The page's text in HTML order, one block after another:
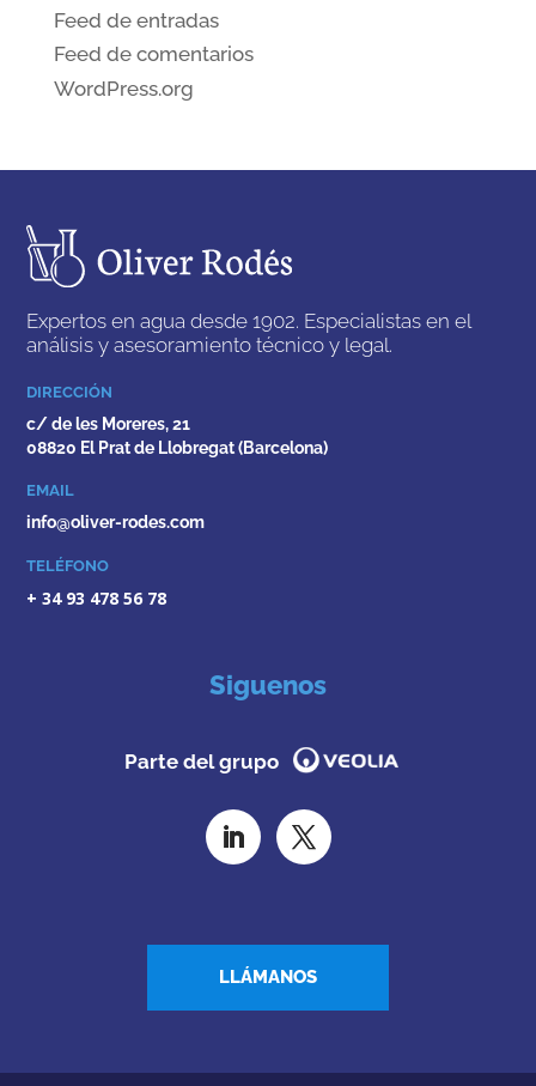
Feed de entradas
Feed de comentarios
WordPress.org
Expertos en agua desde 1902. Especialistas en el
análisis y asesoramiento técnico y legal.
DIRECCIÓN
c/ de les Moreres, 21
08820 El Prat de Llobregat (Barcelona)
EMAIL
info@oliver-rodes.com
TELÉFONO
+ 34 93 478 56 78
Siguenos
Parte del grupo
LLÁMANOS